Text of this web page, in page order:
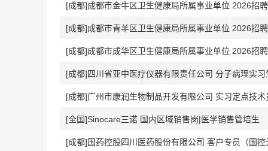
[成都]成都市金牛区卫生健康局所属事业单位 2026招聘
[成都]成都市青羊区卫生健康局所属事业单位 2026招聘
[成都]成都市成华区卫生健康局所属事业单位 2026招聘
[成都]四川省亚中医疗仪器有限责任公司 分子病理实习
[成都]广州市康润生物制品开发有限公司 实习定点技
[全国]Sinocare三诺 国内区域销售岗|医学销售管培生
[成都]国药控股四川医药股份有限公司 客户专员（国控